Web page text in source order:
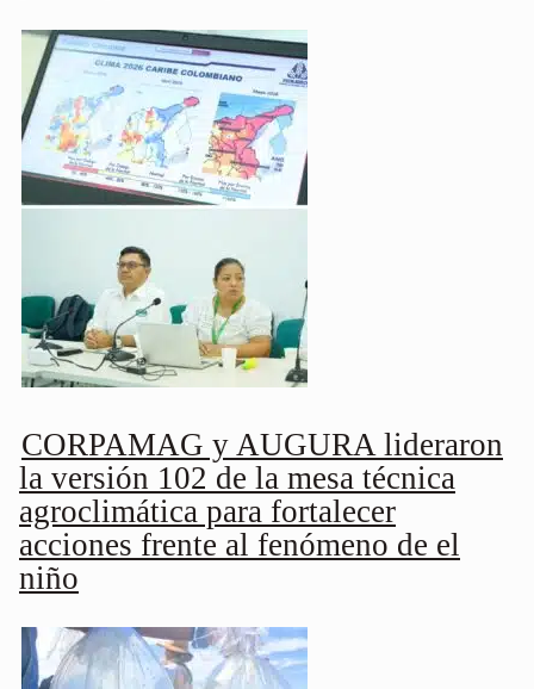
CORPAMAG y AUGURA lideraron
la versión 102 de la mesa técnica
agroclimática para fortalecer
acciones frente al fenómeno de el
niño